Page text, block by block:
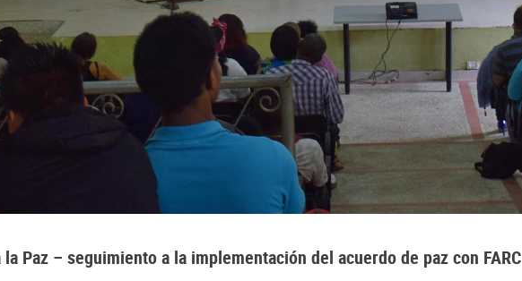
Paz – seguimiento a la implementación del acuerdo de paz con FARC